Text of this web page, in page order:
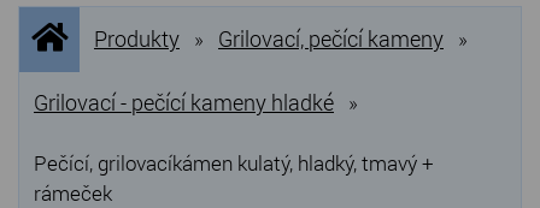
NOVINKY
NEJPRODÁVANĚJŠÍ
VÝPRODEJ
Produkty
Úvodní
stránka
Produkty » Grilovací, pečící kameny »
Grilovací - pečící kameny hladké »
Pečící, grilovacíkámen kulatý, hladký, tmavý +
rámeček